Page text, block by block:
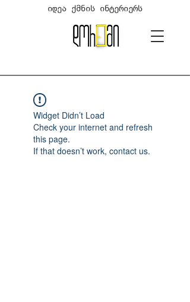
იდეა ქმნის ინტერიერს
Widget Didn’t Load
Check your internet and refresh
this page.
If that doesn’t work, contact us.